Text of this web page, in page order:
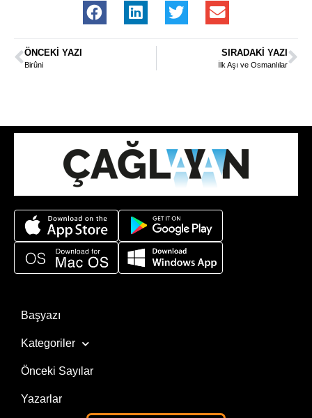
ÖNCEKI YAZI
Birûni
SIRADAKI YAZI
İlk Aşı ve Osmanlılar
Başyazı
Kategoriler
Önceki Sayılar
Yazarlar